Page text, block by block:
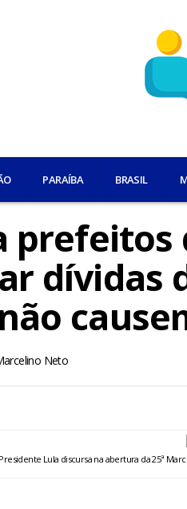
PARAÍBA BRASIL
dívidas
Neto
Presidente Lula discursa na abertura da 25ª